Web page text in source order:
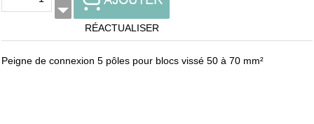
RÉACTUALISER
Peigne de connexion 5 pôles pour blocs vissé 50 à 70 mm²